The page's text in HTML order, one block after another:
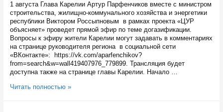
1 августа Глава Карелии Артур Парфенчиков вместе с министром
строительства, жилищно-коммунального хозяйства и энергетики
республики Виктором Россыпновым в рамках проекта «ЦУР
объясняет» проведет прямой эфир по теме догазификации.
Вопросы к эфиру жители Карелии могут задавать в комментариях
на странице руководителя региона в социальной сети
«ВКонтакте»: https://vk.com/aparfenchikov?
from=search&w=wall419407976_779899. Трансляция будет
доступна также на странице главы Карелии. Начало …
Глава
Читать полностью »